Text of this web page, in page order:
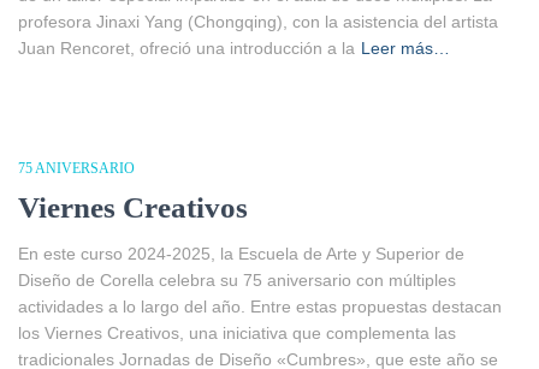
profesora Jinaxi Yang (Chongqing), con la asistencia del artista
Juan Rencoret, ofreció una introducción a la Leer más…
75 ANIVERSARIO
Viernes Creativos
En este curso 2024-2025, la Escuela de Arte y Superior de
Diseño de Corella celebra su 75 aniversario con múltiples
actividades a lo largo del año. Entre estas propuestas destacan
los Viernes Creativos, una iniciativa que complementa las
tradicionales Jornadas de Diseño «Cumbres», que este año se